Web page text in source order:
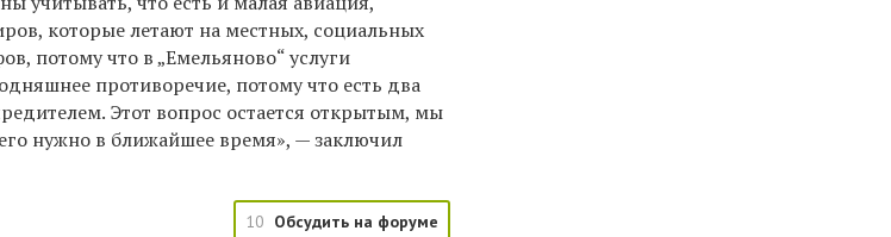
которые летают на местных, социальных
потому что в „Емельяново“ услуги
противоречие, потому что есть два
Этот вопрос остается открытым, мы
нужно в ближайшее время», — заключил
10 Обсудить на форуме